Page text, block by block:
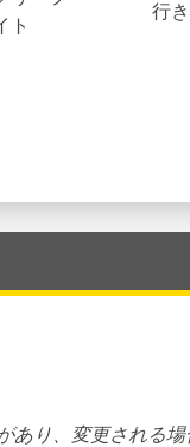
ト
行
あり、変更される